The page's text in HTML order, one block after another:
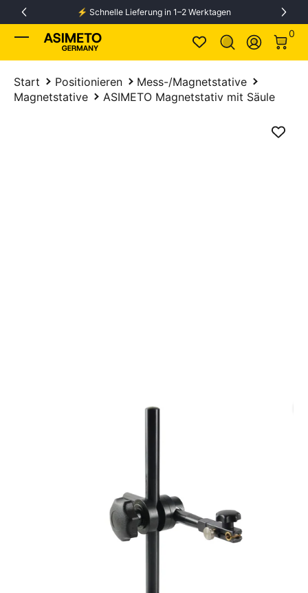
Zum Inhalt springen⚡️ Schnelle Lieferung in 1–2 Werktagen
Anmelden
0
0
Start Positionieren
Mess-/Magnetstative
Magnetstative
ASIMETO Magnetstativ mit Säule